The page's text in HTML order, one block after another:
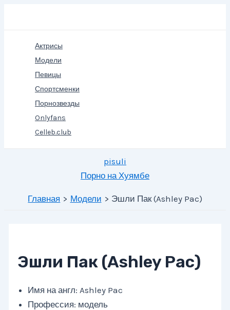
Актрисы
Модели
Певицы
Спортсменки
Порнозвезды
Onlyfans
Celleb.club
pisuli
Порно на Хуямбе
Главная Модели Эшли Пак (Ashley Pac)
Эшли Пак (Ashley Pac)
Имя на англ: Ashley Pac
Профессия: модель